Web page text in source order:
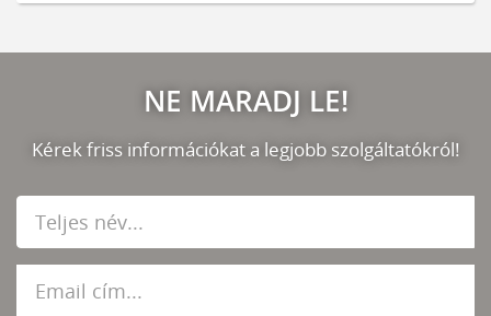
NE MARADJ LE!
Kérek friss információkat a legjobb szolgáltatókról!